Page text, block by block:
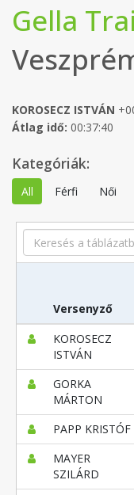
Gella
KOROSECZ ISTVÁN
Átlag idő: 00:37:40
Kategóriák:
All Férfi Női
Search
Versenyző
KOROSECZ
ISTVÁN
GORKA
MÁRTON
PAPP KRISTÓF
MAYER
SZILÁRD